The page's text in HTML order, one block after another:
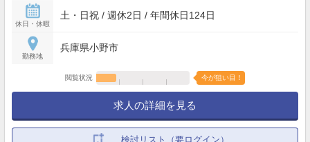
休日・休暇
土・日祝 / 週休2日 / 年間休日124日
勤務地
兵庫県小野市
閲覧状況 今が狙い目！
求人の詳細を見る
検討リスト（要ログイン）